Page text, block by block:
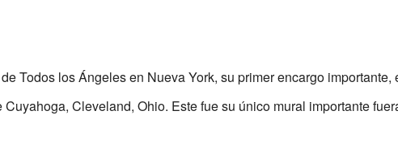
Todos los Ángeles en Nueva York, su primer encargo importante,
Cleveland, Ohio. Este fue su único mural importante